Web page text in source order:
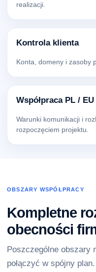
realizacji.
Kontrola klienta
Konta, domeny i zasoby
Współpraca PL / EU
Warunki komunikacji i
rozpoczęciem projektu.
OBSZARY WSPÓŁPRACY
Kompletne
obecności
Poszczególne obszary
połączyć w spójny